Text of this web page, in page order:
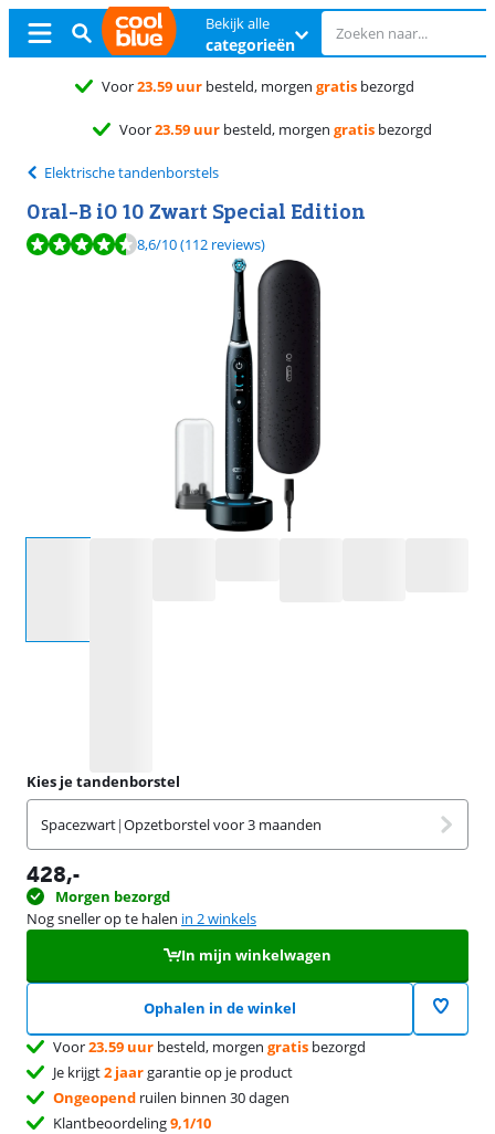
Bekijk alle
categorieën
Ongeopendruilen
Ongeopendruilen
Elektrische tandenborstels
Oral-B iO 10 Zwart Special Edition
Beoordeling is 8,6 van de 10, gebaseerd op 112 reviews.
8,6/10(112 reviews)
Kies je tandenborstel
Spacezwart|Opzetborstel voor 3 maanden
428,-
Morgen bezorgd
Nog sneller op te halen in 2 winkels
In mijn winkelwagen
Ophalen in de winkel
Voor23.59 uur besteld, morgen gratis bezorgd
Je krijgt2 jaargarantie op je product
Ongeopend ruilen binnen 30 dagen
Klantbeoordeling9,1/10